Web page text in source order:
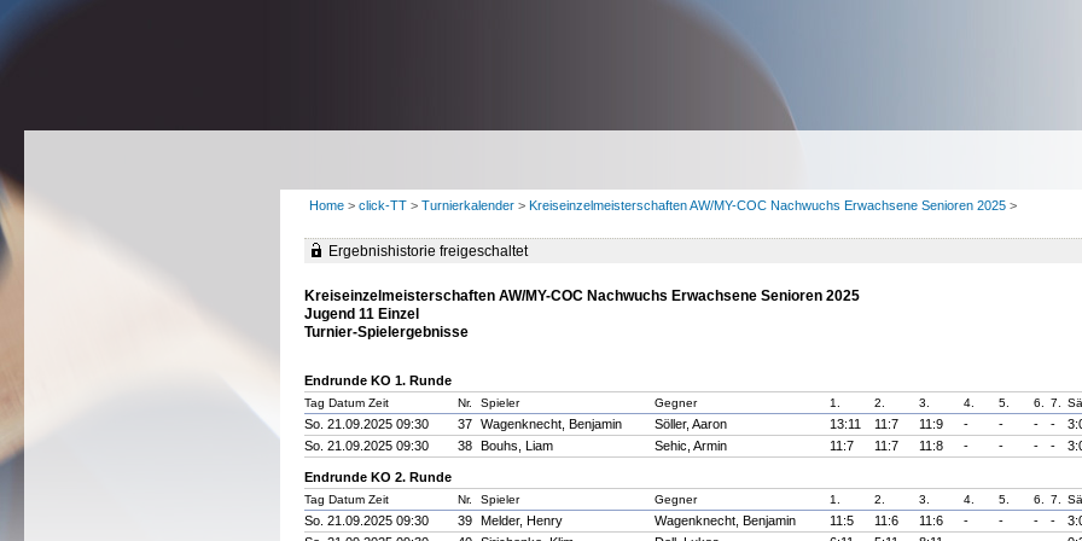
Home > click-TT > Turnierkalender > Kreiseinzelmeisterschaften AW/MY-COC Nachwuchs Erwachsene Senioren 2025 >
Ergebnishistorie freigeschaltet
Kreiseinzelmeisterschaften AW/MY-COC Nachwuchs Erwachsene Senioren 2025
Jugend 11 Einzel
Turnier-Spielergebnisse
Endrunde KO 1. Runde
Tag Datum Zeit Nr. Spieler Gegner 1. 2. 3. 4. 5. 6. 7.
So. 21.09.2025 09:30 37 Wagenknecht, Benjamin Söller, Aaron 13:11 11:7 11:9 - - - -
So. 21.09.2025 09:30
38 Bouhs, Liam Sehic, Armin 11:7 11:7 11:8 - - - -
Endrunde KO 2. Runde
Tag Datum Zeit Nr. Spieler Gegner 1. 2. 3. 4. 5. 6. 7.
So. 21.09.2025 09:30 39 Melder, Henry Wagenknecht, Benjamin 11:5 11:6 11:6 - - - -